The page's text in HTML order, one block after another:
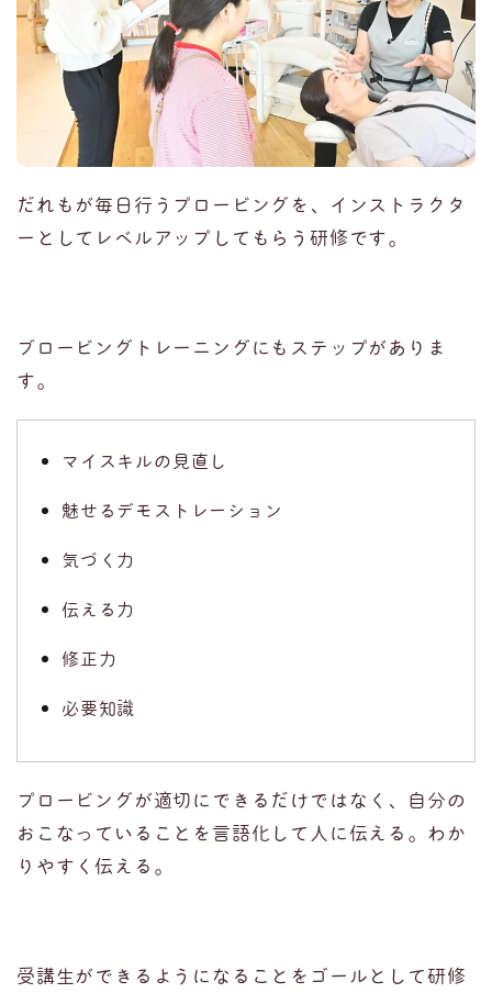
だれもが毎日行うプロービングを、インストラクタ
ーとしてレベルアップしてもらう研修です。
ブロービングトレーニングにもステップがありま
す。
マイスキルの見直し
魅せるデモストレーション
気づく力
伝える力
修正力
必要知識
プロービングが適切にできるだけではなく、自分の
おこなっていることを言語化して人に伝える。わか
りやすく伝える。
受講生ができるようになることをゴールとして研修